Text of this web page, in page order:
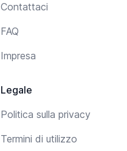
Contattaci
FAQ
Impresa
Legale
Politica sulla privacy
Termini di utilizzo